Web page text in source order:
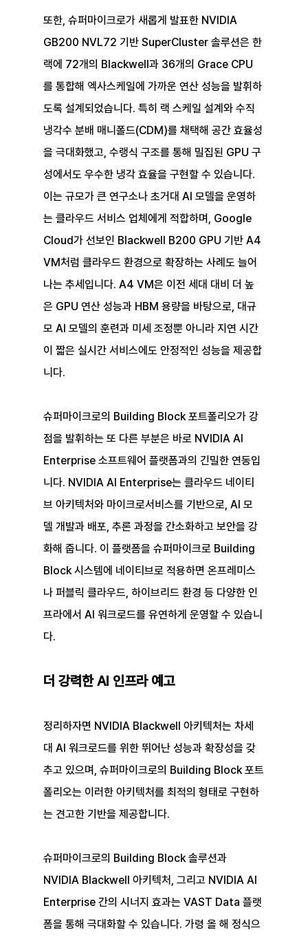
또한, 슈퍼마이크로가 새롭게 발표한 NVIDIA
GB200 NVL72 기반 SuperCluster 솔루션은 한
랙에 72개의 Blackwell과 36개의 Grace CPU
를 통합해 엑사스케일에 가까운 연산 성능을 발휘하
도록 설계되었습니다. 특히 랙 스케일 설계와 수직
냉각수 분배 매니폴드(CDM)를 채택해 공간 효율성
을 극대화했고, 수랭식 구조를 통해 밀집된 GPU 구
성에서도 우수한 냉각 효율을 구현할 수 있습니다.
이는 규모가 큰 연구소나 초거대 AI 모델을 운영하
는 클라우드 서비스 업체에게 적합하며, Google
Cloud가 선보인 Blackwell B200 GPU 기반 A4
VM처럼 클라우드 환경으로 확장하는 사례도 늘어
나는 추세입니다. A4 VM은 이전 세대 대비 더 높
은 GPU 연산 성능과 HBM 용량을 바탕으로, 대규
모 AI 모델의 훈련과 미세 조정뿐 아니라 지연 시간
이 짧은 실시간 서비스에도 안정적인 성능을 제공합
니다.
슈퍼마이크로의 Building Block 포트폴리오가 강
점을 발휘하는 또 다른 부분은 바로 NVIDIA AI
Enterprise 소프트웨어 플랫폼과의 긴밀한 연동입
니다. NVIDIA AI Enterprise는 클라우드 네이티
브 아키텍처와 마이크로서비스를 기반으로, AI 모
델 개발과 배포, 추론 과정을 간소화하고 보안을 강
화해 줍니다. 이 플랫폼을 슈퍼마이크로 Building
Block 시스템에 네이티브로 적용하면 온프레미스
나 퍼블릭 클라우드, 하이브리드 환경 등 다양한 인
프라에서 AI 워크로드를 유연하게 운영할 수 있습니
다.
더 강력한 AI 인프라 예고
정리하자면 NVIDIA Blackwell 아키텍처는 차세
대 AI 워크로드를 위한 뛰어난 성능과 확장성을 갖
추고 있으며, 슈퍼마이크로의 Building Block 포트
폴리오는 이러한 아키텍처를 최적의 형태로 구현하
는 견고한 기반을 제공합니다.
슈퍼마이크로의 Building Block 솔루션과
NVIDIA Blackwell 아키텍처, 그리고 NVIDIA AI
Enterprise 간의 시너지 효과는 VAST Data 플랫
폼을 통해 극대화할 수 있습니다. 가령 올 해 정식으